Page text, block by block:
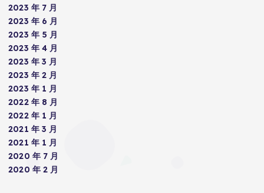
2023 年 7 月
2023 年 6 月
2023 年 5 月
2023 年 4 月
2023 年 3 月
2023 年 2 月
2023 年 1 月
2022 年 8 月
2022 年 1 月
2021 年 3 月
2021 年 1 月
2020 年 7 月
2020 年 2 月